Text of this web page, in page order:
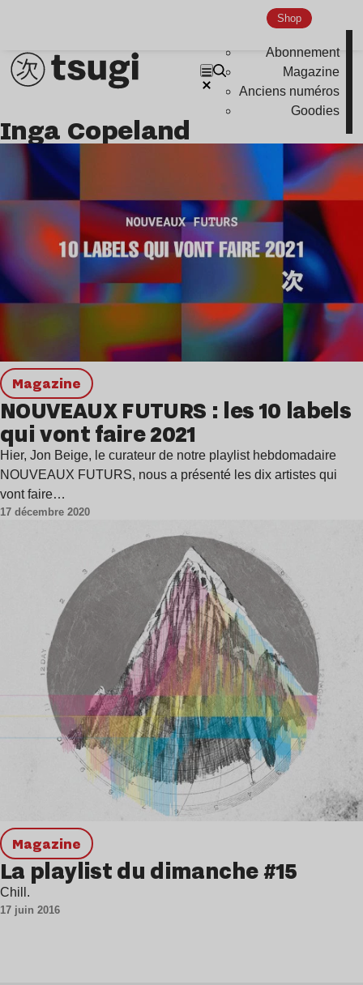
Shop
Abonnement
Magazine
Anciens numéros
Goodies
Inga Copeland
magazine
NOUVEAUX FUTURS : les 10 labels
qui vont faire 2021
Hier, Jon Beige, le curateur de notre playlist hebdomadaire
NOUVEAUX FUTURS, nous a présenté les dix artistes qui
vont faire…
17 décembre 2020
magazine
La playlist du dimanche #15
Chill.
17 juin 2016